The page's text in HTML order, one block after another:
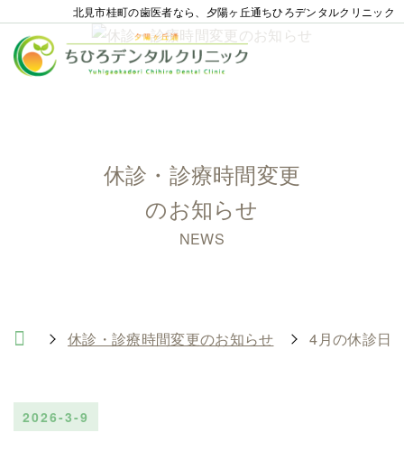
北見市桂町の歯医者なら、夕陽ヶ丘通ちひろデンタルクリニック
休診・診療時間変更
のお知らせ
NEWS
休診・診療時間変更のお知らせ 4月の休診日
2026-3-9